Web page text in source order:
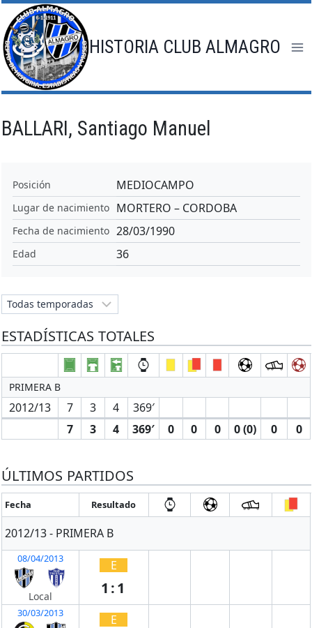
Saltar
al
contenido
HISTORIA CLUB ALMAGRO
BALLARI, Santiago Manuel
Posición MEDIOCAMPO
Lugar de nacimiento MORTERO – CORDOBA
Fecha de nacimiento 28/03/1990
Edad 36
ESTADÍSTICAS TOTALES
PRIMERA B
2012/13 7 3 4
369′
7
3 4 369′ 0 0 0 0 (0) 0 0
ÚLTIMOS PARTIDOS
Fecha Resultado
2012/13 - PRIMERA B
08/04/2013
Local
E
1:1
30/03/2013 E